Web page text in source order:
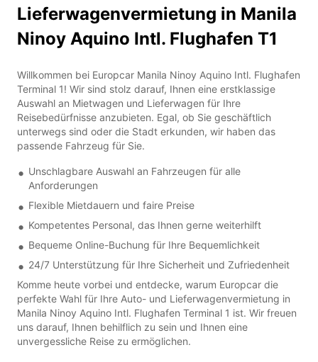
Lieferwagenvermietung in Manila
Ninoy Aquino Intl. Flughafen T1
Willkommen bei Europcar Manila Ninoy Aquino Intl. Flughafen
Terminal 1! Wir sind stolz darauf, Ihnen eine erstklassige
Auswahl an Mietwagen und Lieferwagen für Ihre
Reisebedürfnisse anzubieten. Egal, ob Sie geschäftlich
unterwegs sind oder die Stadt erkunden, wir haben das
passende Fahrzeug für Sie.
Unschlagbare Auswahl an Fahrzeugen für alle
Anforderungen
Flexible Mietdauern und faire Preise
Kompetentes Personal, das Ihnen gerne weiterhilft
Bequeme Online-Buchung für Ihre Bequemlichkeit
24/7 Unterstützung für Ihre Sicherheit und Zufriedenheit
Komme heute vorbei und entdecke, warum Europcar die
perfekte Wahl für Ihre Auto- und Lieferwagenvermietung in
Manila Ninoy Aquino Intl. Flughafen Terminal 1 ist. Wir freuen
uns darauf, Ihnen behilflich zu sein und Ihnen eine
unvergessliche Reise zu ermöglichen.